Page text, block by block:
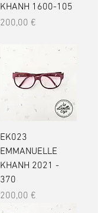
KHANH 1600-105
Prix
200,00 €
EK023
EMMANUELLE
KHANH 2021 -
370
Prix
200,00 €